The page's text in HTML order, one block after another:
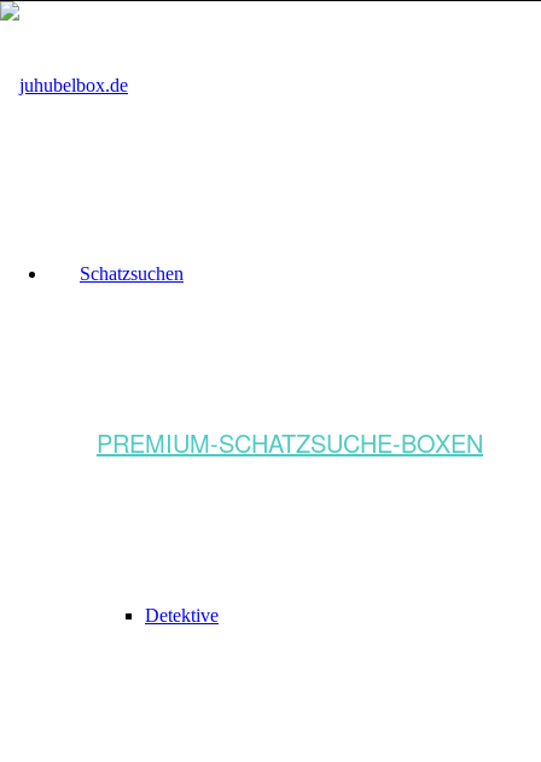
Schatzsuchen
PREMIUM-SCHATZSUCHE-BOXEN
Detektive